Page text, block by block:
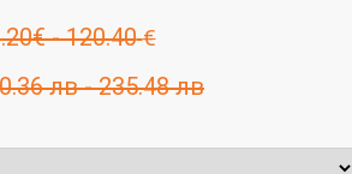
- 120.40 €
лв - 235.48 лв